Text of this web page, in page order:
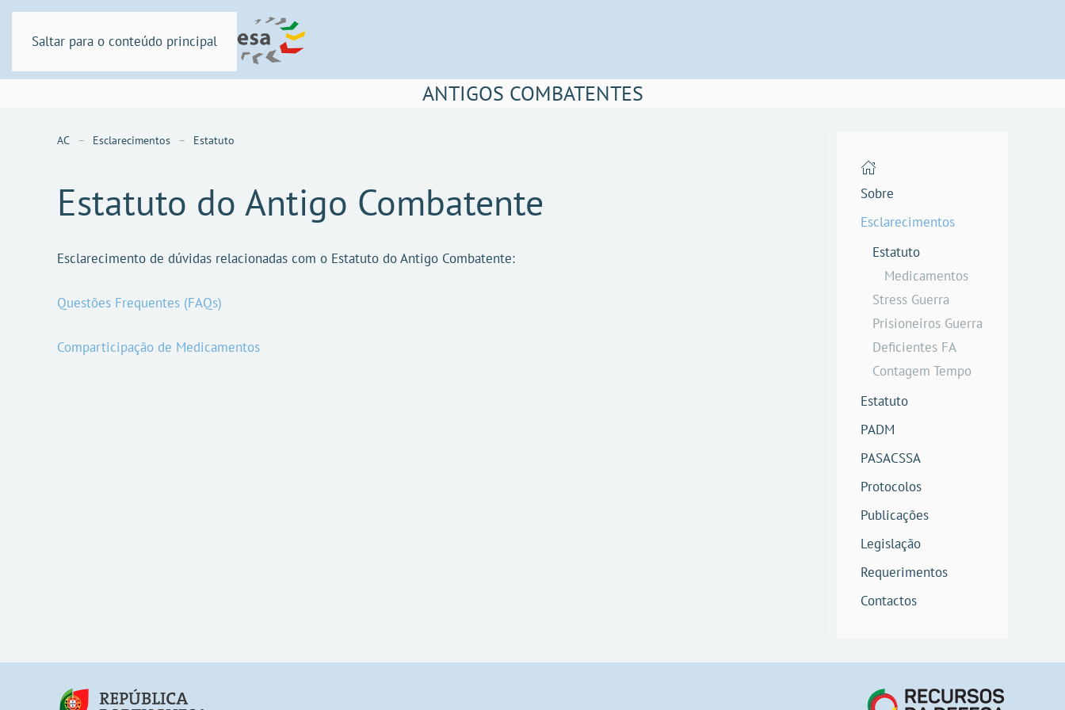
Saltar para o conteúdo principal
ANTIGOS COMBATENTES
AC Esclarecimentos Estatuto
Estatuto do Antigo Combatente
Esclarecimento de dúvidas relacionadas com o Estatuto do Antigo Combatente:
Questões Frequentes (FAQs)
Comparticipação de Medicamentos
Sobre
Esclarecimentos
Estatuto
Medicamentos
Stress Guerra
Prisioneiros Guerra
Deficientes FA
Contagem Tempo
Estatuto
PADM
PASACSSA
Protocolos
Publicações
Legislação
Requerimentos
Contactos